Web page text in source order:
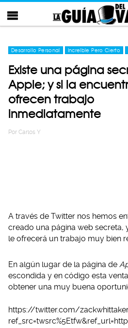
Desarrollo Personal Increíble Pero Cierto
Existe una página
Apple; y si la
ofrecen trabajo
inmediatamente
Por Carlos Y
A través de Twitter nos hemos
creado una página web secreta,
le ofrecerá un trabajo muy bien
En algún lugar de la página de
escondida y en código esta
obtener una muy buena
https://twitter.com/